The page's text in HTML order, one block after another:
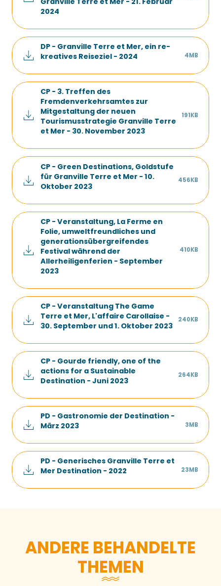
2024
DP - Granville Terre et Mer, ein re-
kreatives Reiseziel - 2024
4MB
CP - 3. Treffen des
Fremdenverkehrsamtes zur
Mitgestaltung der neuen
Tourismusstrategie Granville Terre
et Mer - 30. November 2023
191KB
CP - Green Destinations, Goldstufe
für Granville Terre et Mer - 10.
Oktober 2023
456KB
CP - Veranstaltung, La Ferme en
Folie, umweltfreundliches und
generationsübergreifendes
Festival während der
Allerheiligenferien - September
2023
410KB
CP - Veranstaltung The Game
Terre et Mer, L'affaire Carollaise -
30. September und 1. Oktober 2023
240KB
CP - Gourde friendly, one of the
actions for a Sustainable
Destination - Juni 2023
264KB
PD - Gastronomie der Destination -
März 2023
3MB
PD - Generisches Granville Terre et
Mer Destination - 2022
23MB
ANDERE BEHANDELTE
THEMEN